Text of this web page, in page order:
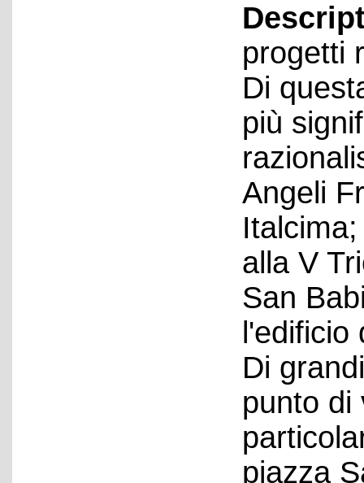
progetti
Di
più
Angeli
alla V
San
Di
punto di
piazza